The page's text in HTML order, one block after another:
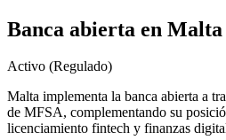
Banca abierta en Malta
Activo (Regulado)
Malta implementa la banca abierta a
de MFSA, complementando su
licenciamiento fintech y finanzas